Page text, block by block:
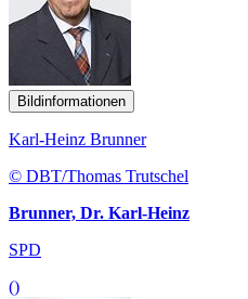
Bildinformationen
Karl-Heinz Brunner
© DBT/Thomas Trutschel
Brunner, Dr. Karl-Heinz
SPD
()